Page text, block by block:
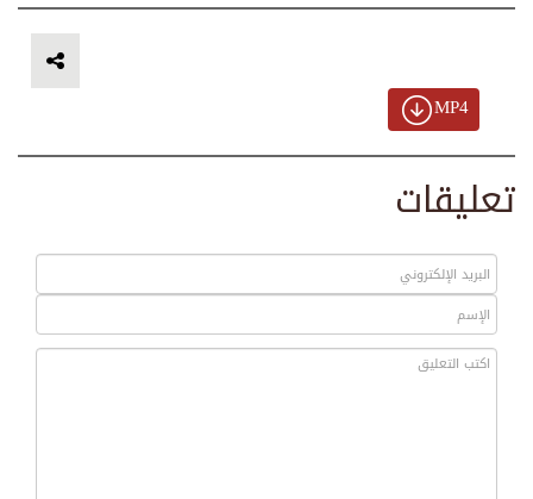
MP4
تعليقات